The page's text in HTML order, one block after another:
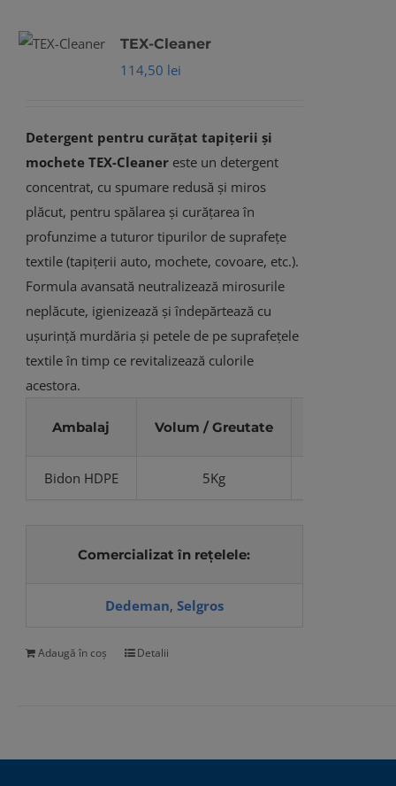
TEX-Cleaner
114,50 lei
Detergent pentru curățat tapițerii și
mochete TEX-Cleanereste un detergent
concentrat, cu spumare redusă și miros
plăcut, pentru spălarea și curățarea în
profunzime a tuturor tipurilor de suprafețe
textile (tapițerii auto, mochete, covoare, etc.).
Formula avansată neutralizează mirosurile
neplăcute, igienizează și îndepărtează cu
ușurință murdăria și petele de pe suprafețele
textile în timp ce revitalizează culorile
acestora.
Ambalaj Volum / Greutate
Bidon HDPE 5Kg
Comercializat în rețelele:
Dedeman, Selgros
Adaugă în coș Detalii